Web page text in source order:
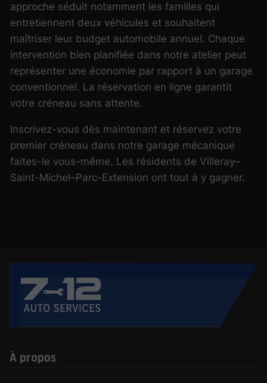
approche séduit notamment les familles qui
entretiennent deux véhicules et souhaitent
maîtriser leur budget automobile annuel. Chaque
intervention bien planifiée dans notre atelier peut
représenter une économie par rapport à un garage
conventionnel. La réservation en ligne garantit
votre créneau sans attente.
Inscrivez-vous dès maintenant et réservez votre
premier créneau dans notre garage mécanique
faites-le vous-même. Les résidents de Villeray–
Saint-Michel–Parc-Extension ont tout à y gagner.
À propos